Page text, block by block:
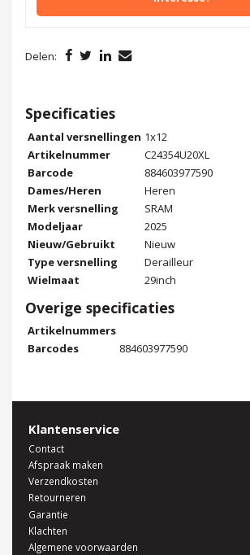
Delen:
Specificaties
Aantal versnellingen 1x12
Artikelnummer
C24354U20XL
Barcode
884603977590
Dames/Heren
Heren
Merk versnelling
SRAM
Modeljaar
2025
Nieuw/Gebruikt
Nieuw
Type versnelling
Derailleur
Wielmaat
29inch
Overige specificaties
Artikelnummers
Barcodes
884603977590
Klantenservice
Contact
Afspraak maken
Verzendkosten
Retourneren
Garantie
Klachten
Algemene voorwaarden